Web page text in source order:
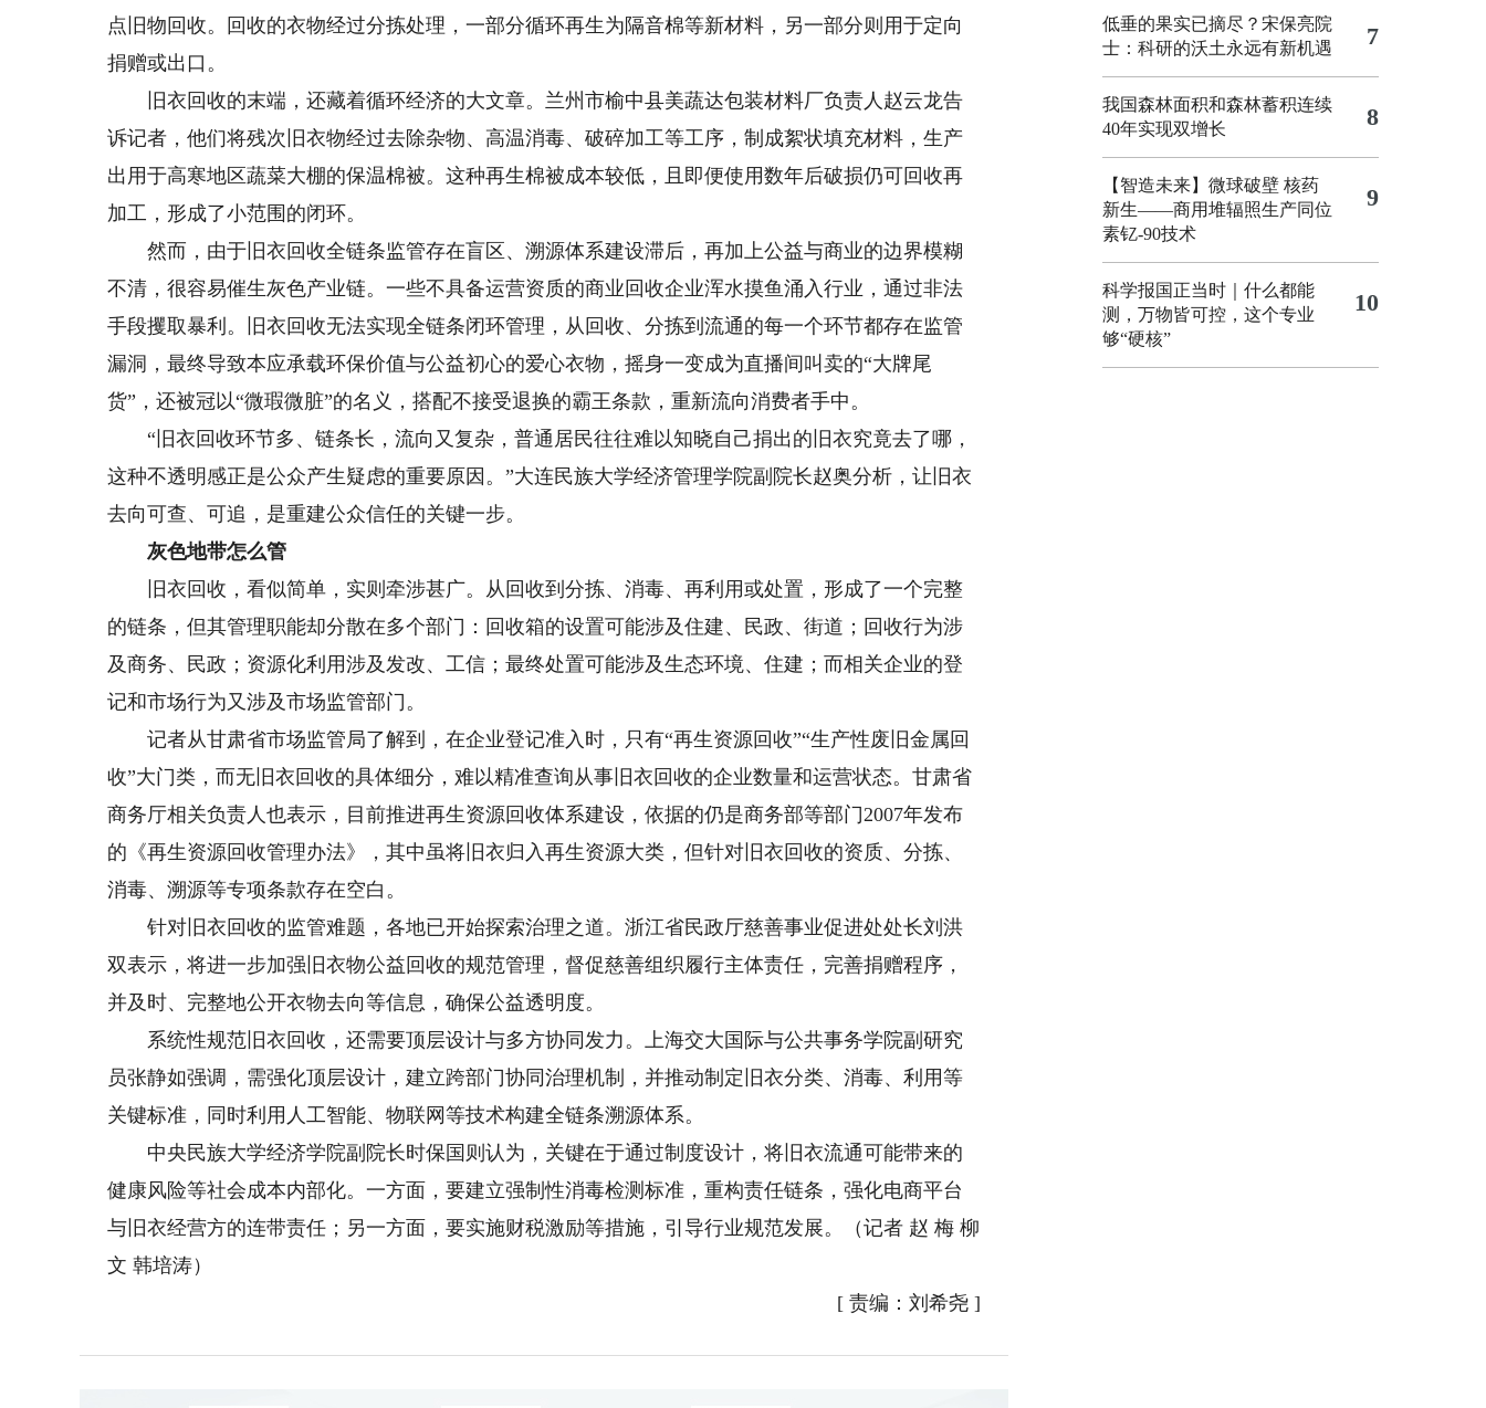
点旧物回收。回收的衣物经过分拣处理，一部分循环再生为隔音棉等新材料，另一部分则用于定向
捐赠或出口。
旧衣回收的末端，还藏着循环经济的大文章。兰州市榆中县美蔬达包装材料厂负责人赵云龙告
诉记者，他们将残次旧衣物经过去除杂物、高温消毒、破碎加工等工序，制成絮状填充材料，生产
出用于高寒地区蔬菜大棚的保温棉被。这种再生棉被成本较低，且即便使用数年后破损仍可回收再
加工，形成了小范围的闭环。
然而，由于旧衣回收全链条监管存在盲区、溯源体系建设滞后，再加上公益与商业的边界模糊
不清，很容易催生灰色产业链。一些不具备运营资质的商业回收企业浑水摸鱼涌入行业，通过非法
手段攫取暴利。旧衣回收无法实现全链条闭环管理，从回收、分拣到流通的每一个环节都存在监管
漏洞，最终导致本应承载环保价值与公益初心的爱心衣物，摇身一变成为直播间叫卖的“大牌尾
货”，还被冠以“微瑕微脏”的名义，搭配不接受退换的霸王条款，重新流向消费者手中。
“旧衣回收环节多、链条长，流向又复杂，普通居民往往难以知晓自己捐出的旧衣究竟去了哪，
这种不透明感正是公众产生疑虑的重要原因。”大连民族大学经济管理学院副院长赵奥分析，让旧衣
去向可查、可追，是重建公众信任的关键一步。
灰色地带怎么管
旧衣回收，看似简单，实则牵涉甚广。从回收到分拣、消毒、再利用或处置，形成了一个完整
的链条，但其管理职能却分散在多个部门：回收箱的设置可能涉及住建、民政、街道；回收行为涉
及商务、民政；资源化利用涉及发改、工信；最终处置可能涉及生态环境、住建；而相关企业的登
记和市场行为又涉及市场监管部门。
记者从甘肃省市场监管局了解到，在企业登记准入时，只有“再生资源回收”“生产性废旧金属回
收”大门类，而无旧衣回收的具体细分，难以精准查询从事旧衣回收的企业数量和运营状态。甘肃省
商务厅相关负责人也表示，目前推进再生资源回收体系建设，依据的仍是商务部等部门2007年发布
的《再生资源回收管理办法》，其中虽将旧衣归入再生资源大类，但针对旧衣回收的资质、分拣、
消毒、溯源等专项条款存在空白。
针对旧衣回收的监管难题，各地已开始探索治理之道。浙江省民政厅慈善事业促进处处长刘洪
双表示，将进一步加强旧衣物公益回收的规范管理，督促慈善组织履行主体责任，完善捐赠程序，
并及时、完整地公开衣物去向等信息，确保公益透明度。
系统性规范旧衣回收，还需要顶层设计与多方协同发力。上海交大国际与公共事务学院副研究
员张静如强调，需强化顶层设计，建立跨部门协同治理机制，并推动制定旧衣分类、消毒、利用等
关键标准，同时利用人工智能、物联网等技术构建全链条溯源体系。
中央民族大学经济学院副院长时保国则认为，关键在于通过制度设计，将旧衣流通可能带来的
健康风险等社会成本内部化。一方面，要建立强制性消毒检测标准，重构责任链条，强化电商平台
与旧衣经营方的连带责任；另一方面，要实施财税激励等措施，引导行业规范发展。（记者 赵 梅 柳
文 韩培涛）
[ 责编：刘希尧 ]
低垂的果实已摘尽？宋保亮院
士：科研的沃土永远有新机遇
7
我国森林面积和森林蓄积连续
40年实现双增长
8
【智造未来】微球破壁 核药
新生——商用堆辐照生产同位
素钇-90技术
9
科学报国正当时｜什么都能
测，万物皆可控，这个专业
够“硬核”
10